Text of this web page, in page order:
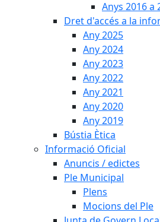
Anys 2016 a
Dret d'accés a la
Any 2025
Any 2024
Any 2023
Any 2022
Any 2021
Any 2020
Any 2019
Bústia Ètica
Informació Oficial
Anuncis / edictes
Ple Municipal
Plens
Mocions del Ple